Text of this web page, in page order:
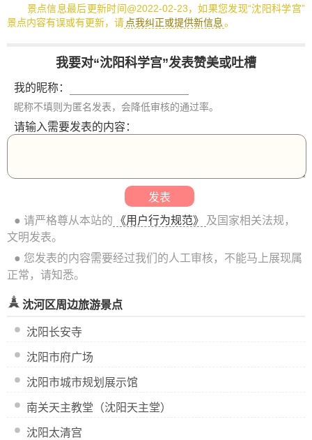
景点信息最后更新时间@2022-02-23，如果您发现“沈阳科学宫”
景点内容有误或有更新，请 点我纠正或提供新信息。
我要对“沈阳科学宫”发表赞美或吐槽
我的昵称：
昵称不填则为匿名发表，会降低审核的通过率。
请输入需要发表的内容：
● 请严格尊从本站的 《用户行为规范》
及国家相关法规，
文明发表。
● 您发表的内容需要经过我们的人工审核，不能马上展现属
正常，请知悉。
沈河区周边旅游景点
沈阳长安寺
沈阳市府广场
沈阳市城市规划展示馆
南关天主教堂（沈阳天主堂）
沈阳太清宫